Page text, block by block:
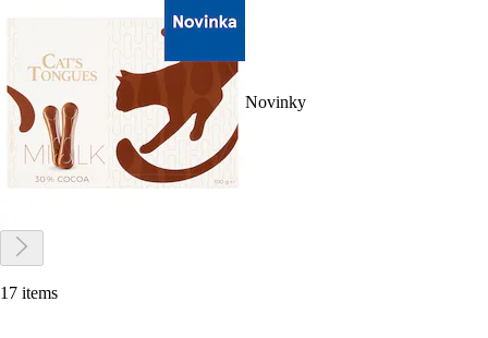
Novinky
17 items